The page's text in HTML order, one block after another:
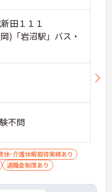
田１１１
)「岩沼駅」バス・
不問
休･介護休暇取得実績あり
退職金制度あり